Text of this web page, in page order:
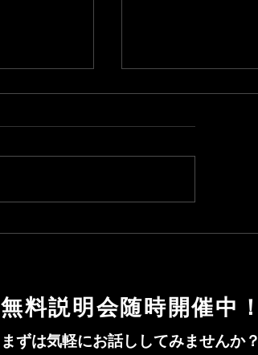
無料説明会随時開催中！
まずは気軽にお話ししてみませんか？